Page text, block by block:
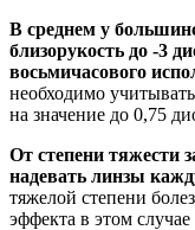
В среднем у
близорукость до -3
восьмичасового
необходимо
на значение до 0,75
От степени тяжести
надевать линзы
тяжелой степени
эффекта в этом случае